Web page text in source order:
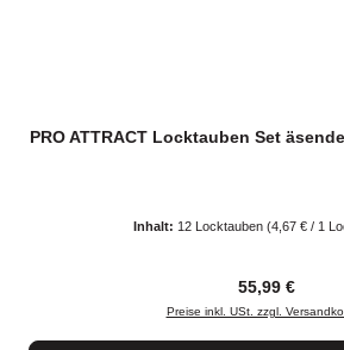
PRO ATTRACT Locktauben Set
Inhalt: 12 Locktauben (4,67 € / 1
Regulärer
55,99 €
Preise inkl. USt. zzgl.